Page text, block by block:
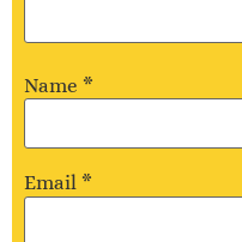
Name *
Email *